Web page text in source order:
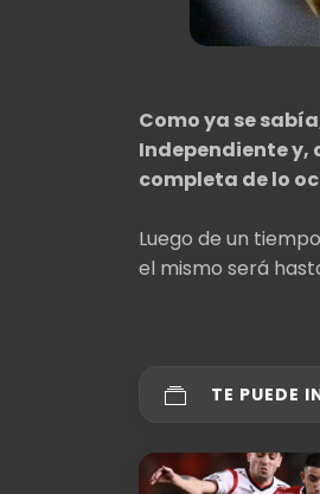
Como ya se
Independiente y,
completa de lo
Luego de un
el mismo será
TE PUEDE